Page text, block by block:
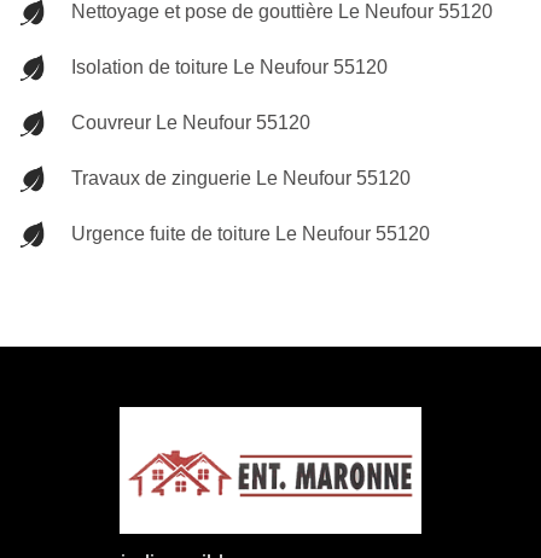
Nettoyage et pose de gouttière Le Neufour 55120
Isolation de toiture Le Neufour 55120
Couvreur Le Neufour 55120
Travaux de zinguerie Le Neufour 55120
Urgence fuite de toiture Le Neufour 55120